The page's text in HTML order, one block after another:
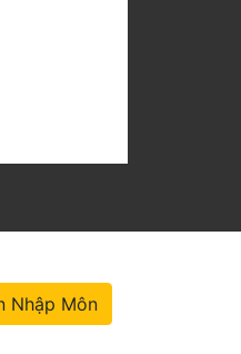
Nhập Môn